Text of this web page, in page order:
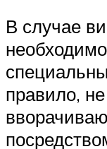
В случае
правило,